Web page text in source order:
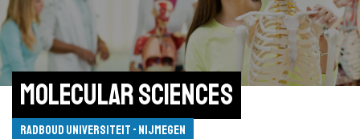
Molecular Sciences
Radboud Universiteit - Nijmegen